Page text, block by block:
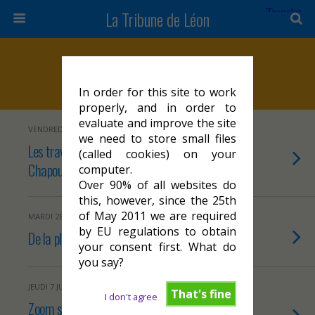
In order for this site to work
properly, and in order to
evaluate and improve the site
we need to store small files
(called cookies) on your
computer.
Over 90% of all websites do
this, however, since the 25th
of May 2011 we are required
by EU regulations to obtain
your consent first. What do
you say?
That's fine
I don't agree
La Tribune de Léon
VENDREDI 26 AVRIL 2024
Les travaux de rénovation de la place
Chapou et de la place Galdemar à Cahors
MARDI 28 MARS 2023
De la place Chapou dans le concret !
JEUDI 7 JUILLET 2022
Zoom sur la politique du stationnement à